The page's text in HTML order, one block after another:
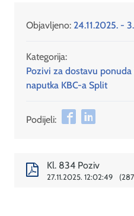
Objavljeno: 24.11.2025. -
Kategorija:
Pozivi za dostavu
naputka KBC-a Split
Podijeli:
Kl. 834 Poziv
27.11.2025. 12:02:49